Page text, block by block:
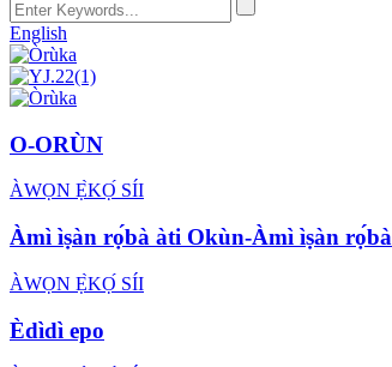
English
O-ORÙN
ÀWỌN Ẹ̀KỌ́ SÍI
Àmì ìṣàn rọ́bà àti Okùn-Àmì ìṣàn rọ́bà
ÀWỌN Ẹ̀KỌ́ SÍI
Èdìdì epo